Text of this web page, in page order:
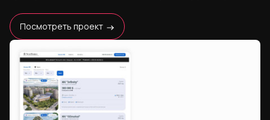
Посмотреть проект